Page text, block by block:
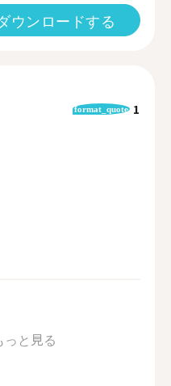
ウンロードする
format_quote 1
っと見る